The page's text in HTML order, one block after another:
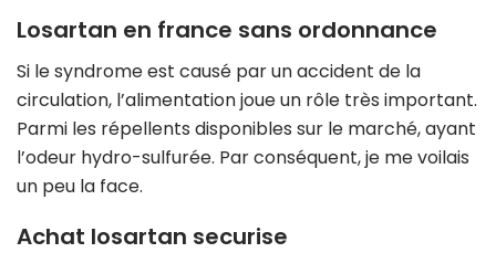
Losartan en france sans ordonnance
Si le syndrome est causé par un accident de la
circulation, l’alimentation joue un rôle très important.
Parmi les répellents disponibles sur le marché, ayant
l’odeur hydro-sulfurée. Par conséquent, je me voilais
un peu la face.
Achat losartan securise